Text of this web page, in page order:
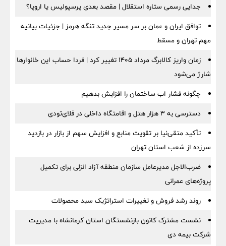
جدایی رسمی ستاره استقلال | مقصد بعدی پرسپولیس یا اروپا؟
توافق ایران و عمان بر سر مسیر جدید تنگه هرمز | جزئیات بیانیه
مهم تهران و مسقط
زمان واریز کالابرگ مرداد ۱۴۰۵ تغییر کرد | فردا حساب این خانوارها
شارژ می‌شود
چگونه فشار اب ساختمان را افزایش بدهیم
دسترسی به ۳ هزار هتل و اقامتگاه داخلی در فلای‌تودی
تأکید متقی‌نیا بر تقویت منابع و افزایش سهم از بازار در بازدید
سرزده از شعب استان تهران
ضرب‌الاجل مدیرعامل سازمان منطقه آزاد انزلی برای تكمیل
پروژه‌های عمرانی
روند رشد فروش و تغییرات استراتژیک سبد محصولات
نشست مشترک کانون بازنشستگان استان کرمانشاه با مدیریت
شرکت بیمه دی